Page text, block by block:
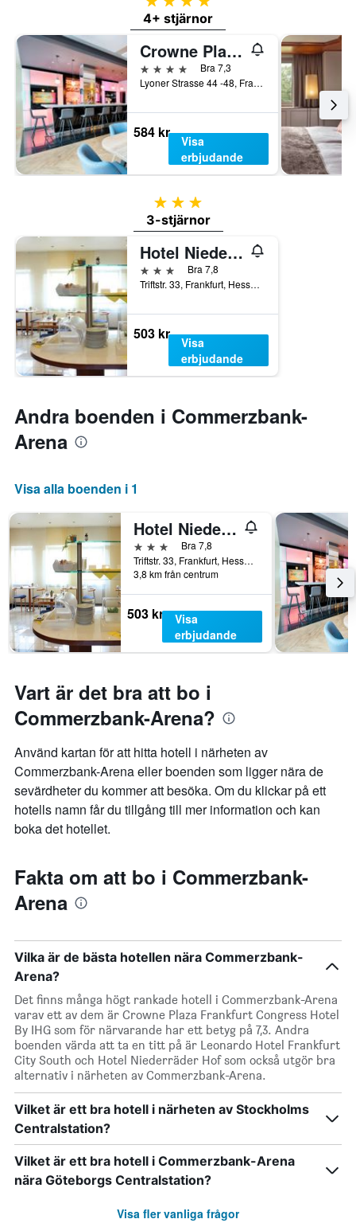
4+ stjärnor
Crowne Plaza Frankfurt Congress Hotel By IHG
4 stjärnor
Bra 7,3
Lyoner Strasse 44 -48, Frankfurt, Hesse, Tyskland
584 kr
Visa
erbjudande
3 stjärnor
3-stjärnor
Hotel Niederräder Hof
3 stjärnorBra 7,8
Triftstr. 33, Frankfurt, Hesse, Tyskland
503 kr
Visa
erbjudande
Andra boenden i Commerzbank-
Arena
Visa alla boenden i 1
Hotel Niederräder Hof
3 stjärnorBra 7,8
Triftstr. 33, Frankfurt, Hesse, Tyskland
3,8 km från centrum
503 kr
Visa
erbjudande
Vart är det bra att bo i
Commerzbank-Arena?
Använd kartan för att hitta hotell i närheten av
Commerzbank-Arena eller boenden som ligger nära de
sevärdheter du kommer att besöka. Om du klickar på ett
hotells namn får du tillgång till mer information och kan
boka det hotellet.
Fakta om att bo i Commerzbank-
Arena
Vilka är de bästa hotellen nära Commerzbank-
Arena?
Det finns många högt rankade hotell i Commerzbank-Arena
varav ett av dem är Crowne Plaza Frankfurt Congress Hotel
By IHG som för närvarande har ett betyg på 7,3. Andra
boenden värda att ta en titt på är Leonardo Hotel Frankfurt
City South och Hotel Niederräder Hof som också utgör bra
alternativ i närheten av Commerzbank-Arena.
Vilket är ett bra hotell i närheten av Stockholms
Centralstation?
Vilket är ett bra hotell i Commerzbank-Arena
nära Göteborgs Centralstation?
Visa fler vanliga frågor